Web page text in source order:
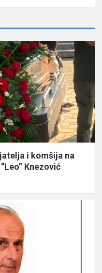
i komšija na
Knezović